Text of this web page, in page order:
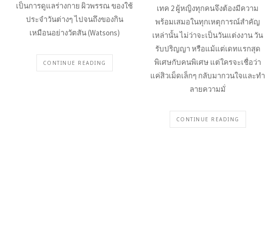
เทค 2 ผู้หญิงทุกคนจึงต้องมีความ
พร้อมเสมอในทุกเหตุการณ์สำคัญ
เหล่านั้น ไม่ว่าจะเป็นวันแต่งงาน วัน
รับปริญญา หรือแม้แต่เดทแรกสุด
พิเศษกับคนพิเศษ แต่ใครจะเชื่อว่า
แค่สิวเม็ดเล็กๆ กลับมากวนใจและทำ
ลายความมั่
CONTINUE READING
เป็นการดูแลร่างกาย ผิวพรรณ ของใช้
ประจำวันต่างๆ ไปจนถึงของกิน
เหมือนอย่างวัตสัน (Watsons)
CONTINUE READING